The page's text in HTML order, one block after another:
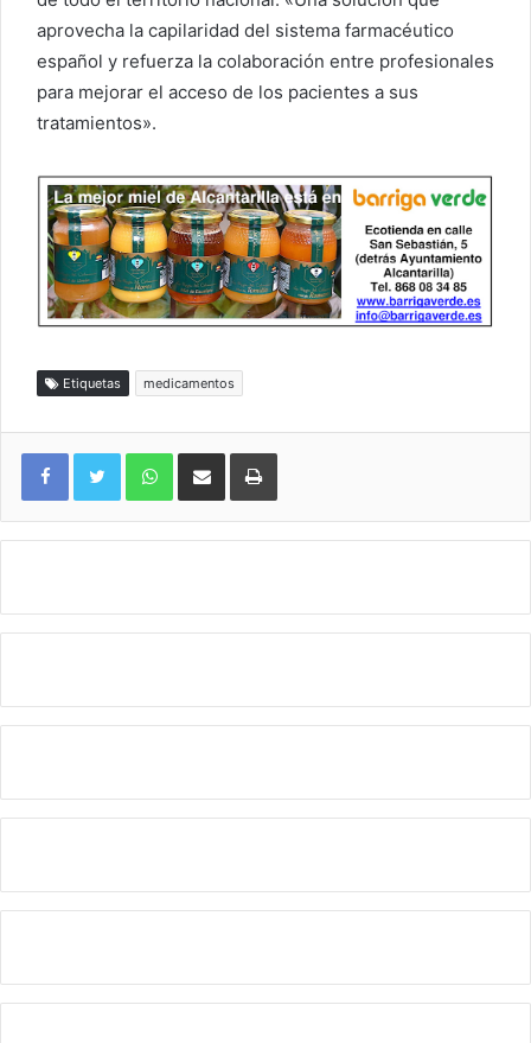
aprovecha la capilaridad del sistema farmacéutico
español y refuerza la colaboración entre profesionales
para mejorar el acceso de los pacientes a sus
tratamientos».
Etiquetas medicamentos
WhatsAppCompartir por correo electrónicoImprimir